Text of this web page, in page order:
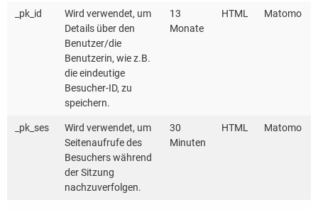
UMLANDSTADT
umweltschonend –
Nachhaltige Verflechtung von
Wohnen, Arbeiten, Erholung
und Mobilität (UBA, 2021)
Perspektive 2030: Suffizienz
in der Praxis (BUND, 2017)
_pk_id
Wird verwendet, um
Details über den
Benutzer/die
Benutzerin, wie z.B.
die eindeutige
Besucher-ID, zu
speichern.
13
Monate
HTML Matomo
_pk_ses
Wird verwendet, um
Seitenaufrufe des
Besuchers während
der Sitzung
nachzuverfolgen.
30
Minuten
HTML Matomo